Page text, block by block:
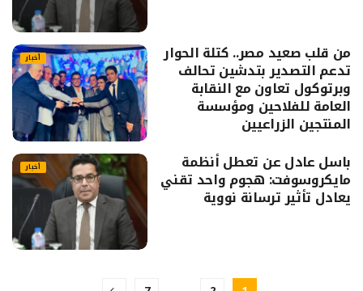
أخبار من قلب صعيد مصر.. كتلة الحوار
تدعم التصدير بتدشين تحالف
وبرتوكول تعاون مع النقابة
العامة للفلاحين ومؤسسة
المنتجين الزراعيين
أخبار باسل عادل عن تعطل أنظمة
مايكروسوفت: هجوم واحد تقني
يعادل تأثير ترسانة نووية